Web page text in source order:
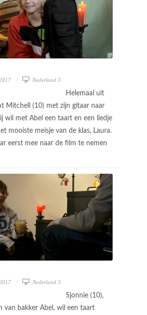
Nederland 3
Helemaal uit
Mitchell (10) met zijn gitaar naar
wil met Abel een taart en een liedje
mooiste meisje van de klas, Laura.
eerst mee naar de film te nemen
Nederland 3
Sjonnie (10),
van bakker Abel, wil een taart